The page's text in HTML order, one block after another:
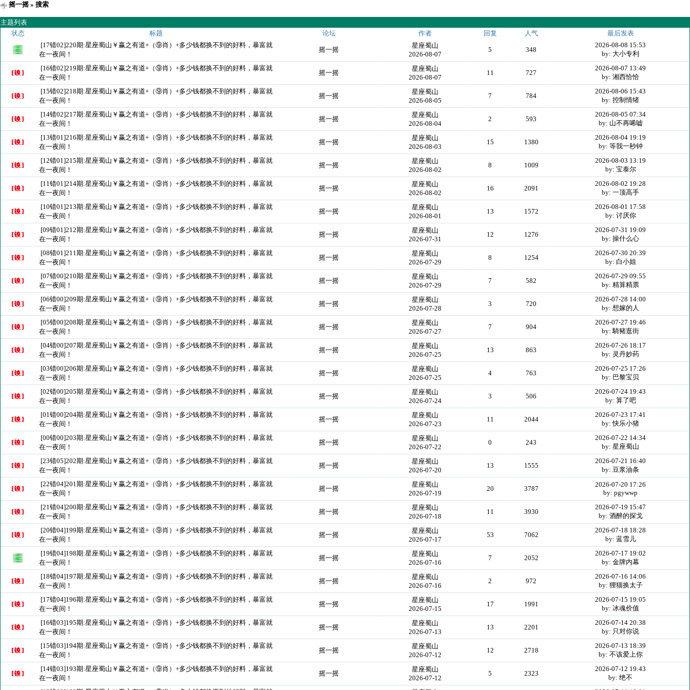
摇一摇» 搜索
主题列表
状态
标题 论坛 作者 回复 人气
最后发表
[17错02]220期:星座蜀山￥赢之有道+（⑨肖）+多少钱都换不到的好料，暴富就
在一夜间！
摇一摇
星座蜀山
2026-08-07
5 348
2026-08-08 15:53
by: 大小专利
[16错02]219期:星座蜀山￥赢之有道+（⑨肖）+多少钱都换不到的好料，暴富就
在一夜间！
摇一摇
星座蜀山
2026-08-07
11 727
2026-08-07 13:49
by: 湘西恰恰
[15错02]218期:星座蜀山￥赢之有道+（⑨肖）+多少钱都换不到的好料，暴富就
在一夜间！
摇一摇
星座蜀山
2026-08-05
7 784
2026-08-06 15:43
by: 控制情绪
[14错02]217期:星座蜀山￥赢之有道+（⑨肖）+多少钱都换不到的好料，暴富就
在一夜间！
摇一摇
星座蜀山
2026-08-04
2 593
2026-08-05 07:34
by: 山不再唏嘘
[13错01]216期:星座蜀山￥赢之有道+（⑨肖）+多少钱都换不到的好料，暴富就
在一夜间！
摇一摇
星座蜀山
2026-08-03
15 1380
2026-08-04 19:19
by: 等我一秒钟
[12错01]215期:星座蜀山￥赢之有道+（⑨肖）+多少钱都换不到的好料，暴富就
在一夜间！
摇一摇
星座蜀山
2026-08-02
8 1009
2026-08-03 13:19
by: 宝泰尔
[11错01]214期:星座蜀山￥赢之有道+（⑨肖）+多少钱都换不到的好料，暴富就
在一夜间！
摇一摇
星座蜀山
2026-08-02
16 2091
2026-08-02 19:28
by: 一顶高手
[10错01]213期:星座蜀山￥赢之有道+（⑨肖）+多少钱都换不到的好料，暴富就
在一夜间！
摇一摇
星座蜀山
2026-08-01
13 1572
2026-08-01 17:58
by: 讨厌你
[09错01]212期:星座蜀山￥赢之有道+（⑨肖）+多少钱都换不到的好料，暴富就
在一夜间！
摇一摇
星座蜀山
2026-07-31
12 1276
2026-07-31 19:09
by: 操什么心
[08错01]211期:星座蜀山￥赢之有道+（⑨肖）+多少钱都换不到的好料，暴富就
在一夜间！
摇一摇
星座蜀山
2026-07-29
8 1254
2026-07-30 20:39
by: 白小姐
[07错00]210期:星座蜀山￥赢之有道+（⑨肖）+多少钱都换不到的好料，暴富就
在一夜间！
摇一摇
星座蜀山
2026-07-29
7 582
2026-07-29 09:55
by: 精算精票
[06错00]209期:星座蜀山￥赢之有道+（⑨肖）+多少钱都换不到的好料，暴富就
在一夜间！
摇一摇
星座蜀山
2026-07-28
3 720
2026-07-28 14:00
by: 想嫁的人
[05错00]208期:星座蜀山￥赢之有道+（⑨肖）+多少钱都换不到的好料，暴富就
在一夜间！
摇一摇
星座蜀山
2026-07-27
7 904
2026-07-27 19:46
by: 騎豬逛街
[04错00]207期:星座蜀山￥赢之有道+（⑨肖）+多少钱都换不到的好料，暴富就
在一夜间！
摇一摇
星座蜀山
2026-07-25
13 863
2026-07-26 18:17
by: 灵丹妙药
[03错00]206期:星座蜀山￥赢之有道+（⑨肖）+多少钱都换不到的好料，暴富就
在一夜间！
摇一摇
星座蜀山
2026-07-25
4 763
2026-07-25 17:26
by: 巴黎宝贝
[02错00]205期:星座蜀山￥赢之有道+（⑨肖）+多少钱都换不到的好料，暴富就
在一夜间！
摇一摇
星座蜀山
2026-07-24
3 506
2026-07-24 19:43
by: 算了吧
[01错00]204期:星座蜀山￥赢之有道+（⑨肖）+多少钱都换不到的好料，暴富就
在一夜间！
摇一摇
星座蜀山
2026-07-23
11 2044
2026-07-23 17:41
by: 快乐小猪
[00错00]203期:星座蜀山￥赢之有道+（⑨肖）+多少钱都换不到的好料，暴富就
在一夜间！
摇一摇
星座蜀山
2026-07-22
0 243
2026-07-22 14:34
by: 星座蜀山
[23错05]202期:星座蜀山￥赢之有道+（⑨肖）+多少钱都换不到的好料，暴富就
在一夜间！
摇一摇
星座蜀山
2026-07-20
13 1555
2026-07-21 16:40
by: 豆浆油条
[22错04]201期:星座蜀山￥赢之有道+（⑨肖）+多少钱都换不到的好料，暴富就
在一夜间！
摇一摇
星座蜀山
2026-07-19
20 3787
2026-07-20 17:26
by: pgywwp
[21错04]200期:星座蜀山￥赢之有道+（⑨肖）+多少钱都换不到的好料，暴富就
在一夜间！
摇一摇
星座蜀山
2026-07-18
11 3930
2026-07-19 15:47
by: 酒醉的探戈
[20错04]199期:星座蜀山￥赢之有道+（⑨肖）+多少钱都换不到的好料，暴富就
在一夜间！
摇一摇
星座蜀山
2026-07-17
53 7062
2026-07-18 18:28
by: 蓝雪儿
[19错04]198期:星座蜀山￥赢之有道+（⑨肖）+多少钱都换不到的好料，暴富就
在一夜间！
摇一摇
星座蜀山
2026-07-16
7 2052
2026-07-17 19:02
by: 金牌内幕
[18错04]197期:星座蜀山￥赢之有道+（⑨肖）+多少钱都换不到的好料，暴富就
在一夜间！
摇一摇
星座蜀山
2026-07-16
2 972
2026-07-16 14:06
by: 狸猫换太子
[17错04]196期:星座蜀山￥赢之有道+（⑨肖）+多少钱都换不到的好料，暴富就
在一夜间！
摇一摇
星座蜀山
2026-07-15
17 1991
2026-07-15 19:05
by: 冰魂价值
[16错03]195期:星座蜀山￥赢之有道+（⑨肖）+多少钱都换不到的好料，暴富就
在一夜间！
摇一摇
星座蜀山
2026-07-13
13 2201
2026-07-14 20:38
by: 只对你说
[15错03]194期:星座蜀山￥赢之有道+（⑨肖）+多少钱都换不到的好料，暴富就
在一夜间！
摇一摇
星座蜀山
2026-07-12
12 2718
2026-07-13 18:39
by: 不该爱上你
[14错03]193期:星座蜀山￥赢之有道+（⑨肖）+多少钱都换不到的好料，暴富就
在一夜间！
摇一摇
星座蜀山
2026-07-12
5 2323
2026-07-12 19:43
by: 绝不